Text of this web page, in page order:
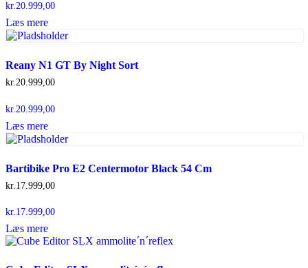
kr.20.999,00
Læs mere
Reany N1 GT By Night Sort
kr. 20.999,00
kr. 20.999,00
Læs mere
Bartibike Pro E2 Centermotor Black 54 Cm
kr. 17.999,00
kr.17.999,00
Læs mere